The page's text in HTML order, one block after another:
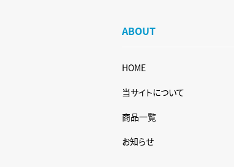
ABOUT
HOME
当サイトについて
商品一覧
お知らせ